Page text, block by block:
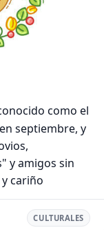
como el
septiembre, y
y amigos sin
cariño
CULTURALES